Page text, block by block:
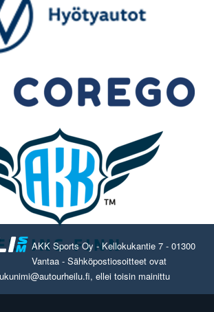
AKK Sports Oy - Kellokukantie 7 - 01300
Vantaa - Sähköpostiosoitteet ovat
ellei toisin mainittu